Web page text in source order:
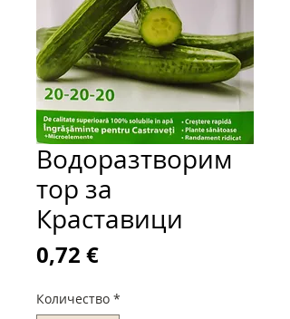
Водоразтворим
тор за
Краставици
0,72 €Цена
Количество *